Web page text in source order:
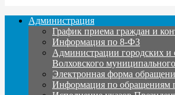
Администрация
График приема граждан и
Информация по 8-ФЗ
Администрации городских и
Волховского
Электронная форма
Информация по обращениям